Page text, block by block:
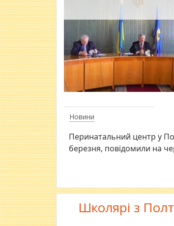
Новини
Перинатальний центр у
березня, повідомили на
Школярі з